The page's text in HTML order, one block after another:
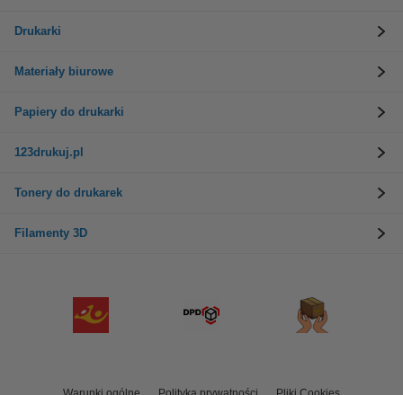
Drukarki
Materiały biurowe
Papiery do drukarki
123drukuj.pl
Tonery do drukarek
Filamenty 3D